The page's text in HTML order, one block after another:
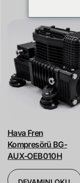
Hava Fren
Kompresörü BG-
AUX-OEB010H